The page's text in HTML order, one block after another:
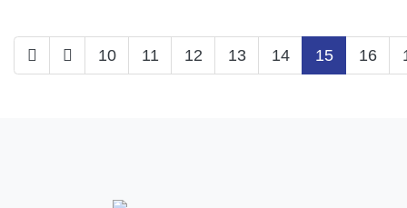
10 11 12 13 14 15 16